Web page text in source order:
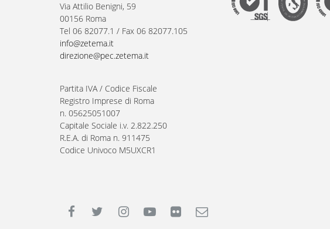
Via Attilio Benigni, 59
00156 Roma
Tel 06 82077.1 / Fax 06 82077.105
info@zetema.it
direzione@pec.zetema.it
Partita IVA / Codice Fiscale
Registro Imprese di Roma
n. 05625051007
Capitale Sociale i.v. 2.822.250
R.E.A. di Roma n. 911475
Codice Univoco M5UXCR1